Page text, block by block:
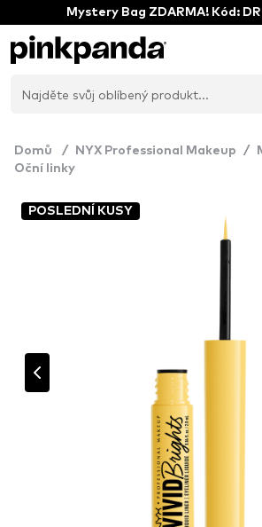
Mystery Bag ZDARMA! Kód:
Domů / NYX Professional Makeup /
Oční linky
POSLEDNÍ KUSY